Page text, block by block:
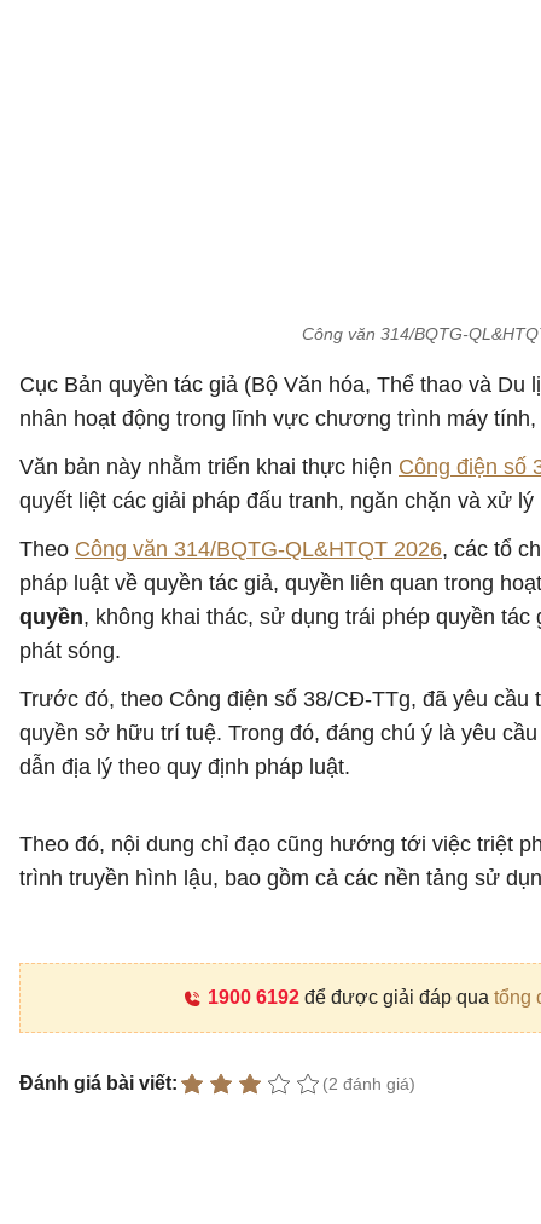
Công văn 314/BQTG-
Cục Bản quyền tác giả (Bộ Văn hóa, Thể thao và
nhân hoạt động trong lĩnh vực chương trình máy
Văn bản này nhằm triển khai thực hiện Công điện số
quyết liệt các giải pháp đấu tranh, ngăn chặn và xử
Theo Công văn 314/BQTG-QL&HTQT 2026, các tổ
pháp luật về quyền tác giả, quyền liên quan trong
quyền, không khai thác, sử dụng trái phép quyền
phát sóng.
Trước đó, theo Công điện số 38/CĐ-TTg, đã yêu
quyền sở hữu trí tuệ. Trong đó, đáng chú ý là yêu
dẫn địa lý theo quy định pháp luật.
Theo đó, nội dung chỉ đạo cũng hướng tới việc triệt
trình truyền hình lậu, bao gồm cả các nền tảng sử
1900 6192để được giải đáp qua tổng
Đánh giá bài viết: (2 đánh giá)